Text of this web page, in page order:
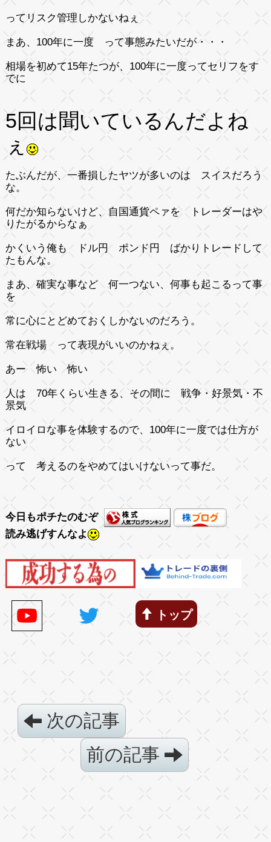
ってリスク管理しかないねぇ
まあ、100年に一度 って事態みたいだが・・・
相場を初めて15年たつが、100年に一度ってセリフをす
でに
5回は聞いているんだよね
ぇ
たぶんだが、一番損したヤツが多いのは スイスだろう
な。
何だか知らないけど、自国通貨ペァを トレーダーはや
りたがるからなぁ
かくいう俺も ドル円 ポンド円 ばかりトレードして
たもんな。
まあ、確実な事など 何一つない、何事も起こるって事
を
常に心にとどめておくしかないのだろう。
常在戦場 って表現がいいのかねぇ。
あー 怖い 怖い
人は 70年くらい生きる、その間に 戦争・好景気・不
景気
イロイロな事を体験するので、100年に一度では仕方が
ない
って 考えるのをやめてはいけないって事だ。
今日もポチたのむぞ
読み逃げすんなよ
トップ
次の記事
前の記事